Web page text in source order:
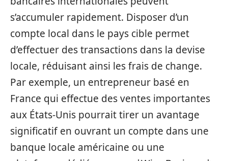
s’accumuler rapidement. Disposer d’un
compte local dans le pays cible permet
d’effectuer des transactions dans la devise
locale, réduisant ainsi les frais de change.
Par exemple, un entrepreneur basé en
France qui effectue des ventes importantes
aux États-Unis pourrait tirer un avantage
significatif en ouvrant un compte dans une
banque locale américaine ou une